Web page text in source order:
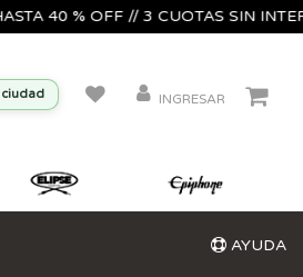
40 % OFF // 3 CUOTAS SIN
ciudad INGRESAR
AYUDA